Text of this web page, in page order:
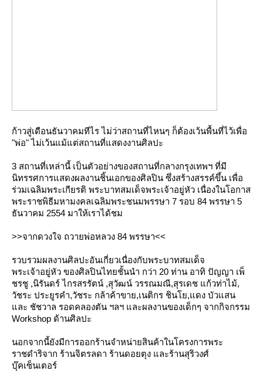
ก้าวสู่เดือนธันวาคมทีไร ไม่ว่าสถานที่ไหนๆ ก็ต้องเว้นพื้นที่ไว้เพื่อ
"พ่อ" ไม่เว้นแม้แต่สถานที่แสดงงานศิลปะ
3 สถานที่เหล่านี้ เป็นตัวอย่างของสถานที่กลางกรุงเทพฯ ที่มี
นิทรรศการแสดงผลงานชิ้นเอกของศิลปิน ซึ่งสร้างสรรค์ขึ้น เพื่อ
ร่วมเฉลิมพระเกียรติ พระบาทสมเด็จพระเจ้าอยู่หัว เนื่องในโอกาส
พระราชพิธีมหามงคลเฉลิมพระชนมพรรษา 7 รอบ 84 พรรษา 5
ธันวาคม 2554 มาให้เราได้ชม
>>จากดวงใจ ถวายพ่อหลวง 84 พรรษา<<
รวบรวมผลงานศิลปะอันเกี่ยวเนื่องกับพระบาทสมเด็จ
พระเจ้าอยู่หัว ของศิลปินไทยชั้นนำ กว่า 20 ท่าน อาทิ ปัญญา เพ็
ชรชู ,นิรันดร์ ไกรสรรัตน์ ,สุวัฒน์ วรรณมณี,สุรเดช แก้วท่าไม้,
วัชระ ประยูรคำ,วัชระ กล้าค้าขาย,เนติกร ชินโย,แดง บัวแสน
ละ ชัชวาล รอดคลองตัน ฯลฯ และผลงานของเด็กๆ จากกิจกรรม
Workshop ด้านศิลปะ
นอกจากนี้ยังมีการออกร้านจำหน่ายสินค้าในโครงการพระ
ราชดำริจาก ร้านจิตรลดา ร้านดอยตุง และร้านสุริวงศ์
บุ๊คเซ็นเตอร์